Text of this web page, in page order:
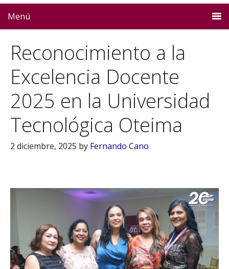
Menú
Reconocimiento a la
Excelencia Docente
2025 en la Universidad
Tecnológica Oteima
2 diciembre, 2025 by Fernando Cano